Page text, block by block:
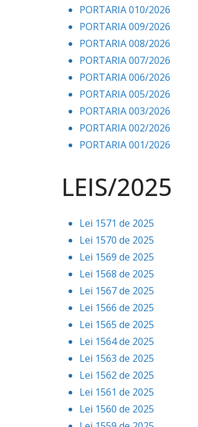
PORTARIA 010/2026
PORTARIA 009/2026
PORTARIA 008/2026
PORTARIA 007/2026
PORTARIA 006/2026
PORTARIA 005/2026
PORTARIA 003/2026
PORTARIA 002/2026
PORTARIA 001/2026
LEIS/2025
Lei 1571 de 2025
Lei 1570 de 2025
Lei 1569 de 2025
Lei 1568 de 2025
Lei 1567 de 2025
Lei 1566 de 2025
Lei 1565 de 2025
Lei 1564 de 2025
Lei 1563 de 2025
Lei 1562 de 2025
Lei 1561 de 2025
Lei 1560 de 2025